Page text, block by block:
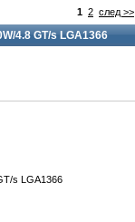
1 2 след >>
4.8 GT/s LGA1366
s LGA1366